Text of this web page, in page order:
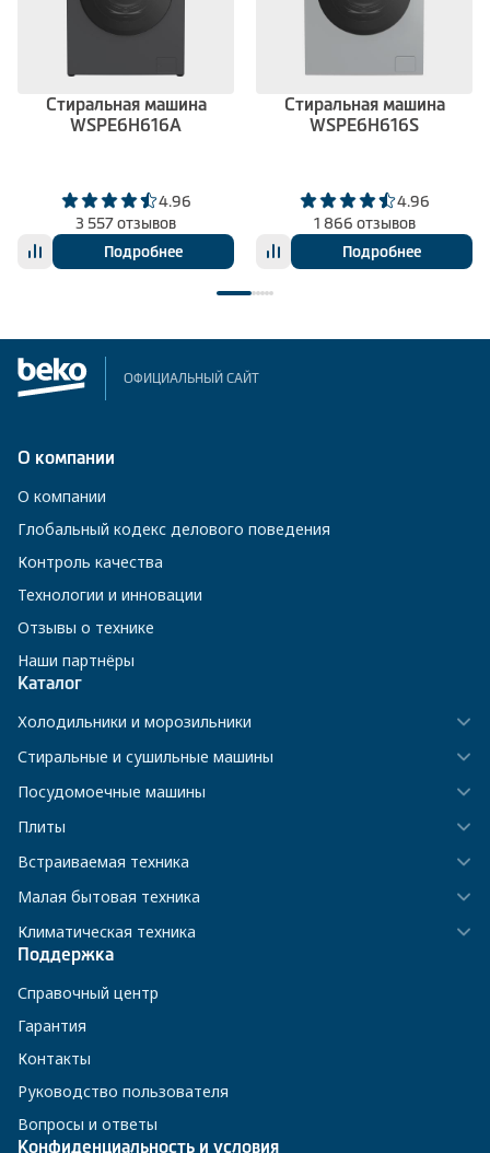
Стиральная машина
WSPE6H616A
4.96
3 557 отзывов
Подробнее
Стиральная машина
WSPE6H616S
4.96
1 866 отзывов
Подробнее
ОФИЦИАЛЬНЫЙ САЙТ
О компании
О компании
Глобальный кодекс делового поведения
Контроль качества
Технологии и инновации
Отзывы о технике
Наши партнёры
Каталог
Холодильники и морозильники
Стиральные и сушильные машины
Посудомоечные машины
Плиты
Встраиваемая техника
Малая бытовая техника
Климатическая техника
Поддержка
Справочный центр
Гарантия
Контакты
Руководство пользователя
Вопросы и ответы
Конфиденциальность и условия